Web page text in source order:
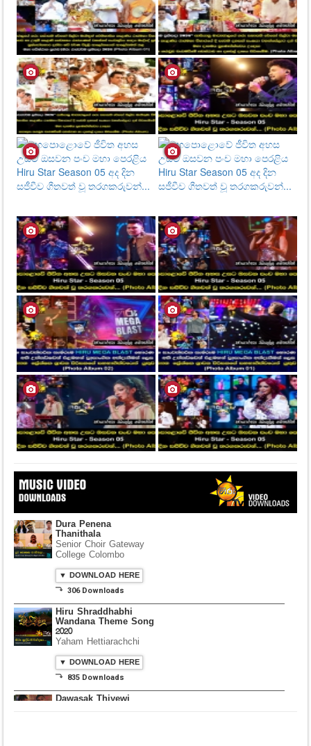
Dura Penena
Thanithala
Senior Choir Gateway
College Colombo
▼ DOWNLOAD HERE
⤵ 306 Downloads
Hiru Shraddhabhi
Wandana Theme Song
2020
Yaham Hettiarachchi
▼ DOWNLOAD HERE
⤵ 835 Downloads
Dawasak Thiyewi